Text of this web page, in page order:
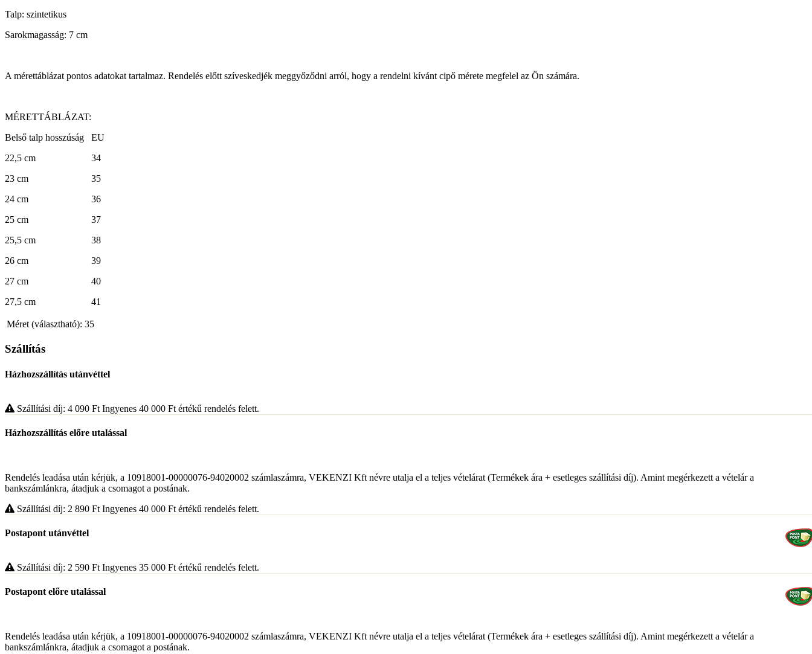
Talp: szintetikus
Sarokmagasság: 7 cm
A mérettáblázat pontos adatokat tartalmaz. Rendelés előtt szíveskedjék meggyőződni arról, hogy a rendelni kívánt cipő mérete megfelel az Ön számára.
MÉRETTÁBLÁZAT:
Belső talp hosszúság EU
22,5 cm 34
23 cm 35
24 cm 36
25 cm 37
25,5 cm 38
26 cm 39
27 cm 40
27,5 cm 41
Méret (választható): 35
Szállítás
Házhozszállítás utánvéttel
Szállítási díj: 4 090 Ft Ingyenes 40 000 Ft értékű rendelés felett.
Házhozszállítás előre utalással
Rendelés leadása után kérjük, a 10918001-00000076-94020002 számlaszámra, VEKENZI Kft névre utalja el a teljes vételárat (Termékek ára + esetleges szállítási díj). Amint megérkezett a vételár a
bankszámlánkra, átadjuk a csomagot a postának.
Szállítási díj: 2 890 Ft Ingyenes 40 000 Ft értékű rendelés felett.
Postapont utánvéttel
Szállítási díj: 2 590 Ft Ingyenes 35 000 Ft értékű rendelés felett.
Postapont előre utalással
Rendelés leadása után kérjük, a 10918001-00000076-94020002 számlaszámra, VEKENZI Kft névre utalja el a teljes vételárat (Termékek ára + esetleges szállítási díj). Amint megérkezett a vételár a
bankszámlánkra, átadjuk a csomagot a postának.